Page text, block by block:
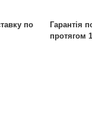
по
Гарантія
протягом